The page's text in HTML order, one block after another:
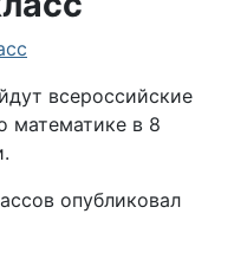
всероссийские
математике в 8
опубликовал